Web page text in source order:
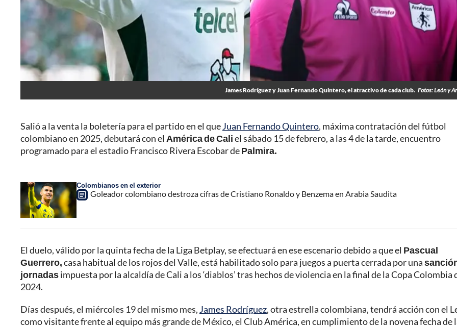
James Rodríguez y Juan Fernando Quintero, el atractivo de cada club. Fotos: León y
Salió a la venta la boletería para el partido en el queJuan Fernando Quintero, máxima contratación del fútbol
colombiano en 2025, debutará con el América de Caliel sábado 15 de febrero, a las 4 de la tarde, encuentro
programado para el estadio Francisco Rivera Escobar dePalmira.
Colombianos en el exterior
Goleador colombiano destroza cifras de Cristiano Ronaldo y Benzema en Arabia Saudita
El duelo, válido por la quinta fecha de la Liga Betplay, se efectuará en ese escenario debido a que el Pascual
Guerrero,casa habitual de los rojos del Valle, está habilitado solo para juegos a puerta cerrada por una
jornadasimpuesta por la alcaldía de Cali a los ‘diablos’ tras hechos de violencia en la final de la Copa Colombia
2024.
Días después, el miércoles 19 del mismo mes, James Rodríguez, otra estrella colombiana, tendrá acción con el
como visitante frente al equipo más grande de México, el Club América, en cumplimiento de la novena fecha de